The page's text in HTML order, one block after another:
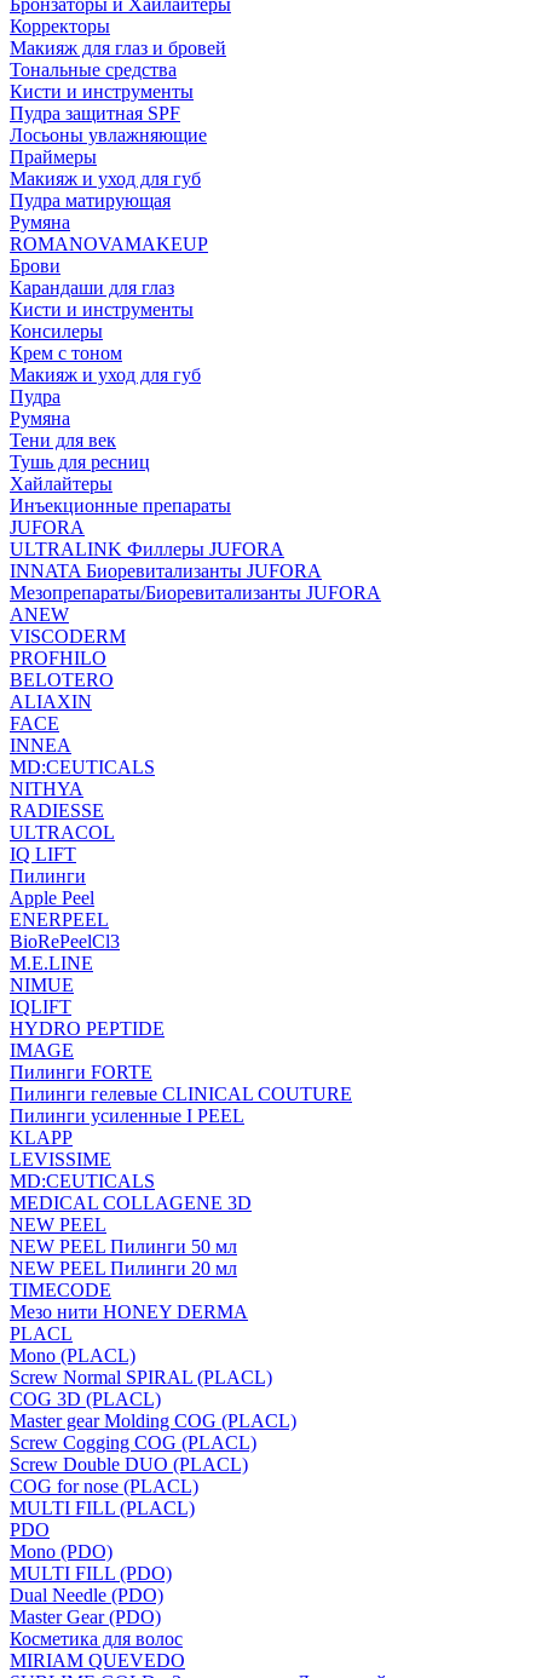
Бронзаторы и Хайлайтеры
Корректоры
Макияж для глаз и бровей
Тональные средства
Кисти и инструменты
Пудра защитная SPF
Лосьоны увлажняющие
Праймеры
Макияж и уход для губ
Пудра матирующая
Румяна
ROMANOVAMAKEUP
Брови
Карандаши для глаз
Кисти и инструменты
Консилеры
Крем с тоном
Макияж и уход для губ
Пудра
Румяна
Тени для век
Тушь для ресниц
Хайлайтеры
Инъекционные препараты
JUFORA
ULTRALINK Филлеры JUFORA
INNATA Биоревитализанты JUFORA
Мезопрепараты/Биоревитализанты JUFORA
ANEW
VISCODERM
PROFHILO
BELOTERO
ALIAXIN
FACE
INNEA
MD:CEUTICALS
NITHYA
RADIESSE
ULTRACOL
IQ LIFT
Пилинги
Apple Peel
ENERPEEL
BioRePeelCl3
M.E.LINE
NIMUE
IQLIFT
HYDRO PEPTIDE
IMAGE
Пилинги FORTE
Пилинги гелевые CLINICAL COUTURE
Пилинги усиленные I PEEL
KLAPP
LEVISSIME
MD:CEUTICALS
MEDICAL COLLAGENE 3D
NEW PEEL
NEW PEEL Пилинги 50 мл
NEW PEEL Пилинги 20 мл
TIMECODE
Мезо нити HONEY DERMA
PLACL
Mono (PLACL)
Screw Normal SPIRAL (PLACL)
COG 3D (PLACL)
Master gear Molding COG (PLACL)
Screw Cogging COG (PLACL)
Screw Double DUO (PLACL)
COG for nose (PLACL)
MULTI FILL (PLACL)
PDO
Mono (PDO)
MULTI FILL (PDO)
Dual Needle (PDO)
Master Gear (PDO)
Косметика для волос
MIRIAM QUEVEDO